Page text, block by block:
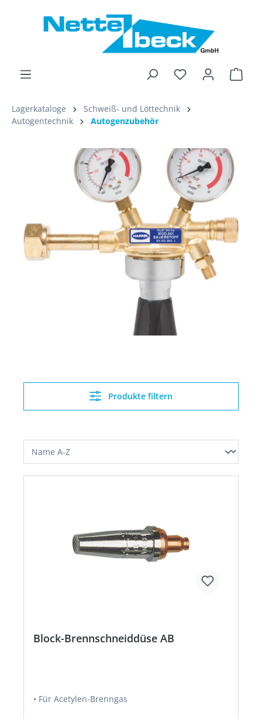
Lagerkataloge
Schweiß- und Löttechnik
Autogentechnik
Autogenzubehör
Produkte filtern
Block-Brennschneiddüse AB
• Für Acetylen-Brenngas